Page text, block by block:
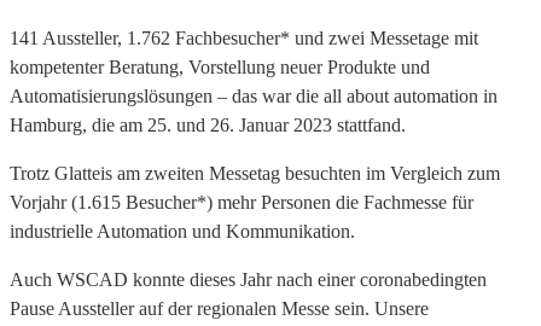
141 Aussteller, 1.762 Fachbesucher* und zwei Messetage mit
kompetenter Beratung, Vorstellung neuer Produkte und
Automatisierungslösungen – das war die all about automation in
Hamburg, die am 25. und 26. Januar 2023 stattfand.
Trotz Glatteis am zweiten Messetag besuchten im Vergleich zum
Vorjahr (1.615 Besucher*) mehr Personen die Fachmesse für
industrielle Automation und Kommunikation.
Auch WSCAD konnte dieses Jahr nach einer coronabedingten
Pause Aussteller auf der regionalen Messe sein. Unsere